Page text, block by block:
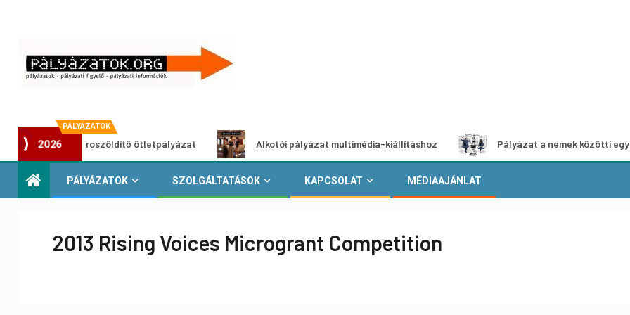
PÁLYÁZATOK
2026
Városzöldítő ötletpályázat Alkotói pályázat multimédia-kiállításhoz Pályázat a nemek közötti egyenlőség
PÁLYÁZATOK SZOLGÁLTATÁSOK KAPCSOLAT MÉDIAAJÁNLAT
2013 Rising Voices Microgrant Competition